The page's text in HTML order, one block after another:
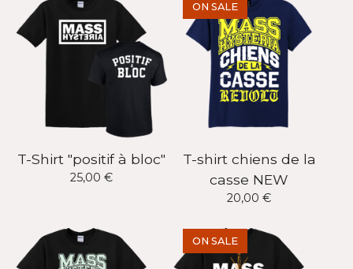
T-Shirt "positif à bloc"
25,00 €
ON SALE
T-shirt chiens de la
casse NEW
20,00 €
ON SALE